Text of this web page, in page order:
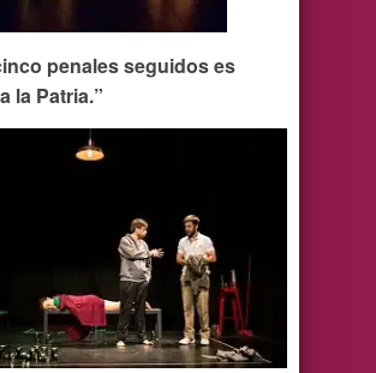
penales seguidos es
la Patria.”